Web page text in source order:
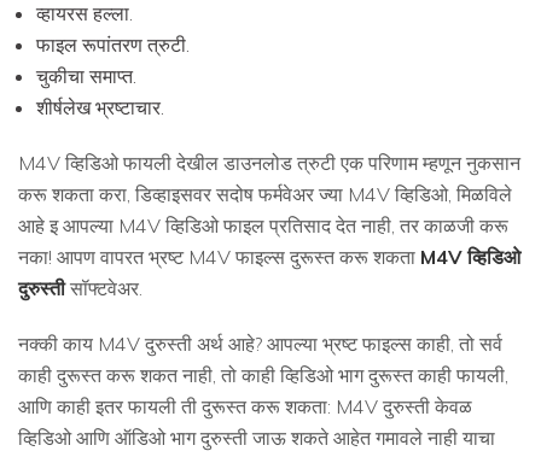
व्हायरस हल्ला.
फाइल रूपांतरण त्रुटी.
चुकीचा समाप्त.
शीर्षलेख भ्रष्टाचार.
M4V व्हिडिओ फायली देखील डाउनलोड त्रुटी एक परिणाम म्हणून नुकसान
करू शकता करा, डिव्हाइसवर सदोष फर्मवेअर ज्या M4V व्हिडिओ, मिळविले
आहे इ आपल्या M4V व्हिडिओ फाइल प्रतिसाद देत नाही, तर काळजी करू
नका! आपण वापरत भ्रष्ट M4V फाइल्स दुरूस्त करू शकता M4V व्हिडिओ
दुरुस्तीसॉफ्टवेअर.
नक्की काय M4V दुरुस्ती अर्थ आहे? आपल्या भ्रष्ट फाइल्स काही, तो सर्व
काही दुरूस्त करू शकत नाही, तो काही व्हिडिओ भाग दुरूस्त काही फायली,
आणि काही इतर फायली ती दुरूस्त करू शकता: M4V दुरुस्ती केवळ
व्हिडिओ आणि ऑडिओ भाग दुरुस्ती जाऊ शकते आहेत गमावले नाही याचा